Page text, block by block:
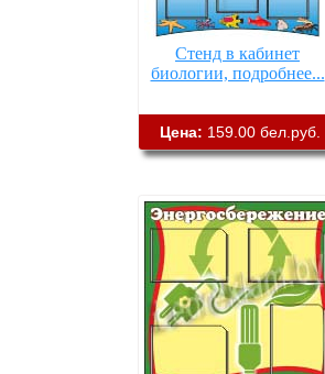
Стенд в кабинет
биологии, подробнее...
Цена: 159.00 бел.руб.